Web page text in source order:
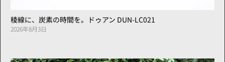
稜線に、炭素の時間を。ドゥアン DUN-LC021
2026年8月3日